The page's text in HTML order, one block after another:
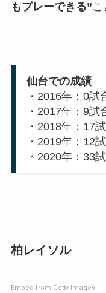
もプレーできる”こ
仙台での成績
・2016年：0試
・2017年：9試
・2018年：17
・2019年：12
・2020年：33
柏レイソル
Embed from Getty Images